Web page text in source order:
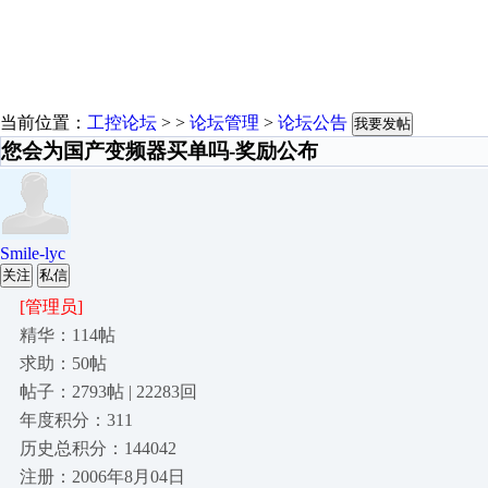
当前位置： 工控论坛 > > 论坛管理 > 论坛公告 我要发帖
您会为国产变频器买单吗-奖励公布
Smile-lyc
关注 私信
[管理员]
精华：114帖
求助：50帖
帖子：2793帖 | 22283回
年度积分：311
历史总积分：144042
注册：2006年8月04日